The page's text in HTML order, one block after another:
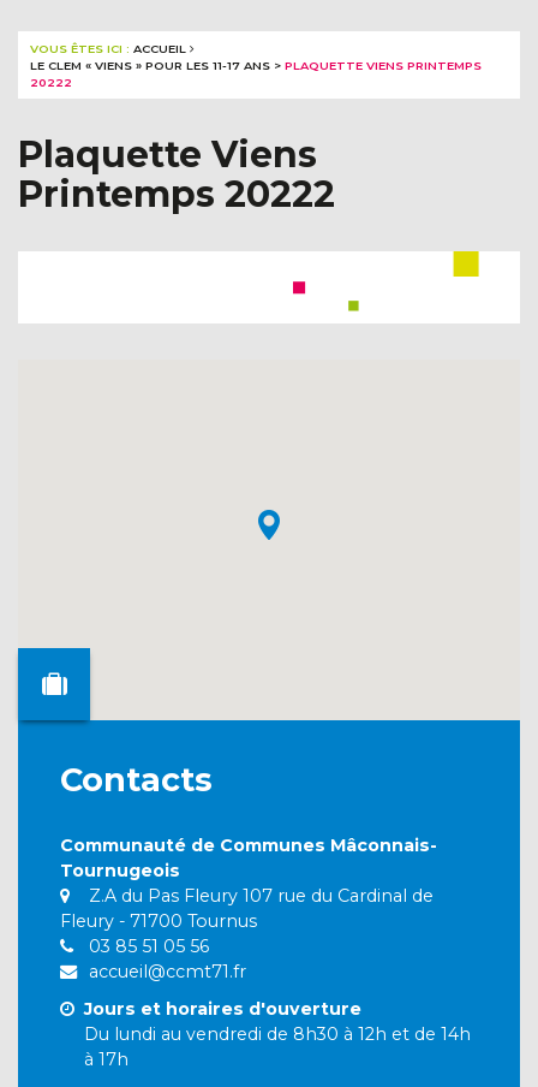
VOUS ÊTES ICI : ACCUEIL
LE CLEM « VIENS » POUR LES 11-17 ANS > PLAQUETTE VIENS PRINTEMPS
20222
Plaquette Viens
Printemps 20222
Contacts
Communauté de Communes Mâconnais-
Tournugeois
Z.A du Pas Fleury 107 rue du Cardinal de
Fleury - 71700 Tournus
03 85 51 05 56
accueil@ccmt71.fr
Jours et horaires d'ouverture
Du lundi au vendredi de 8h30 à 12h et de 14h
à 17h